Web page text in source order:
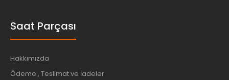
Saat Parçası
Hakkımızda
Ödeme , Teslimat ve İadeler